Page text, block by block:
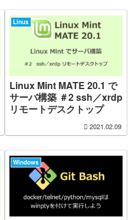
Linux
Linux Mint MATE 20.1 で
サーバ構築 ＃2 ssh／xrdp
リモートデスクトップ
2021.02.09
Windows